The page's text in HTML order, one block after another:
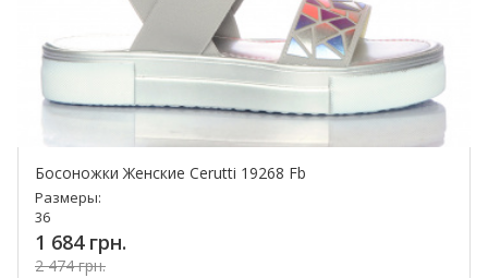
Босоножки Женские Cerutti 19268 Fb
Размеры:
36
1 684 грн.
2 474 грн.